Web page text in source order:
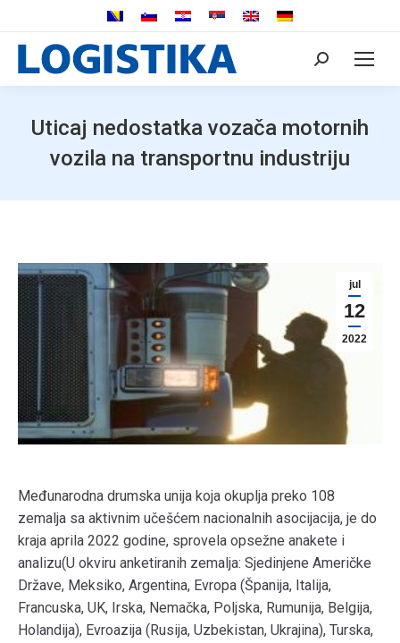
Search:
Uticaj nedostatka vozača motornih
vozila na transportnu industriju
jul
12
2022
Međunarodna drumska unija koja okuplja preko 108
zemalja sa aktivnim učešćem nacionalnih asocijacija, je do
kraja aprila 2022 godine, sprovela opsežne anakete i
analizu(U okviru anketiranih zemalja: Sjedinjene Američke
Države, Meksiko, Argentina, Evropa (Španija, Italija,
Francuska, UK, Irska, Nemačka, Poljska, Rumunija, Belgija,
Holandija), Evroazija (Rusija, Uzbekistan, Ukrajina), Turska,